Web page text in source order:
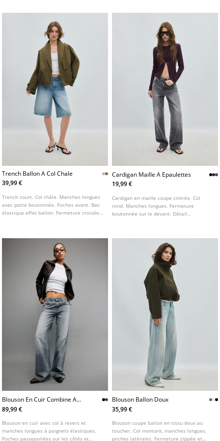
Disponible en plusieurs coloris.
Trench Ballon A Col Chale
39,99 €
Trench court. Col châle. Manches longues
avec patte boutonnée. Poches avant. Bas
élastique effet ballon. Fermeture croisée
Cardigan Maille A Epaulettes
19,99 €
Cardigan en maille coupe cintrée. Col
rond. Manches longues. Fermeture
boutonnée sur le devant. Détail
Blouson En Cuir Combine A
Bordcote
89,99 €
Blouson en cuir avec col à revers et
manches longues à poignets élastiques.
Poches passepoilées sur les côtés et
Blouson Ballon Doux
35,99 €
Blouson coupe ballon en tissu doux au
toucher. Col montant, manches longues,
poches latérales. Fermeture zippée et